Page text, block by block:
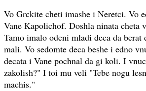
Vo Grckite cheti imashe i Neretci. Vo
Vane Kapolichof. Doshla ninata cheta
Tamo imalo odeni mladi deca da
mali. Vo sedomte deca beshe i edno
decata i Vane pochnal da gi koli. I
zakolish?" I toi mu veli "Tebe nogu
machis."